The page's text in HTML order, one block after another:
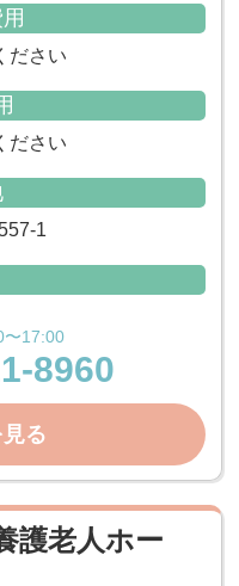
ださい
ださい
1
〜17:00
8960
る
護老人ホー